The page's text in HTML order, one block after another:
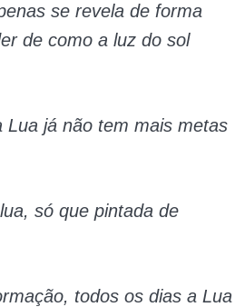
se revela de forma
de como a luz do sol
Lua já não tem mais metas
só que pintada de
todos os dias a Lua